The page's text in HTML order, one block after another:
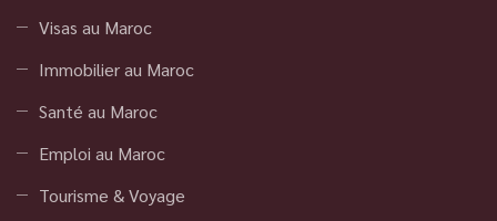
Visas au Maroc
Immobilier au Maroc
Santé au Maroc
Emploi au Maroc
Tourisme & Voyage